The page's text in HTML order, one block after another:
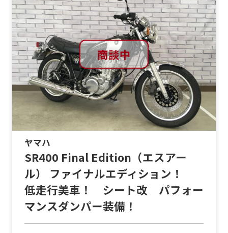
商談中
ヤマハ
SR400 Final Edition（エスアー
ル） ファイナルエディション！
低走行美車！ シート改 パフォー
マンスダンパー装備！